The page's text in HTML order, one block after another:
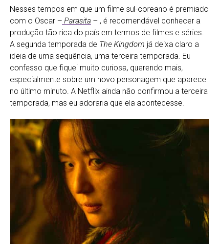
Nesses tempos em que um filme sul-coreano é premiado
com o Oscar – Parasita – , é recomendável conhecer a
produção tão rica do país em termos de filmes e séries.
A segunda temporada de The Kingdom já deixa claro a
ideia de uma sequência, uma terceira temporada. Eu
confesso que fiquei muito curiosa, querendo mais,
especialmente sobre um novo personagem que aparece
no último minuto. A Netflix ainda não confirmou a terceira
temporada, mas eu adoraria que ela acontecesse.